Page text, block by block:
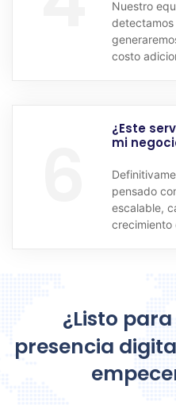
Nuestro
detectamos
costo
¿Este
mi
pensado
escalable,
crecimiento
¿Listo para
presencia